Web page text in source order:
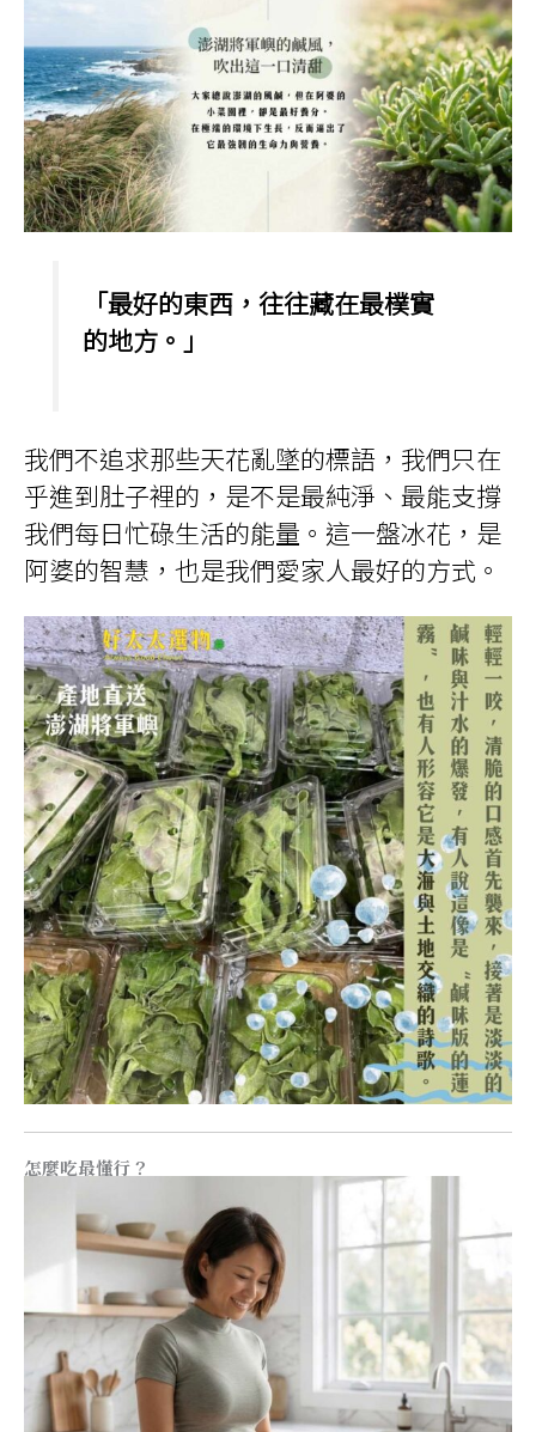
「最好的東西，往往藏在最樸實
的地方。」
我們不追求那些天花亂墜的標語，我們只在
乎進到肚子裡的，是不是最純淨、最能支撐
我們每日忙碌生活的能量。這一盤冰花，是
阿婆的智慧，也是我們愛家人最好的方式。
怎麼吃最懂行？